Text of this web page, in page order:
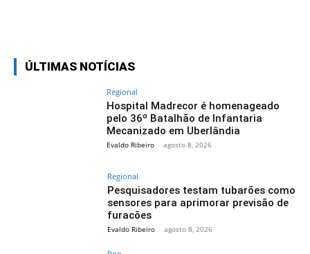
ÚLTIMAS NOTÍCIAS
Regional
Hospital Madrecor é homenageado
pelo 36º Batalhão de Infantaria
Mecanizado em Uberlândia
Evaldo Ribeiro - agosto 8, 2026
Regional
Pesquisadores testam tubarões como
sensores para aprimorar previsão de
furacões
Evaldo Ribeiro - agosto 8, 2026